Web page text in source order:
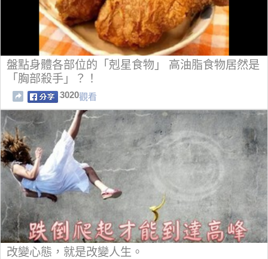
盤點身體各部位的「剋星食物」 高油脂食物居然是
「胸部殺手」？！
3020觀看
改變心態，就是改變人生。